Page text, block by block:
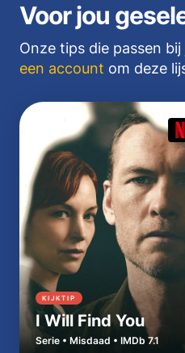
Voor jou
Onze tips die passen
een account om deze
KIJKTIP
I Will Find You
Serie • Misdaad • IMDb 7.1